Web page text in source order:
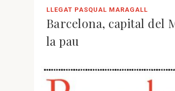
LLEGAT PASQUAL MARAGALL
Barcelona, capital del
la pau